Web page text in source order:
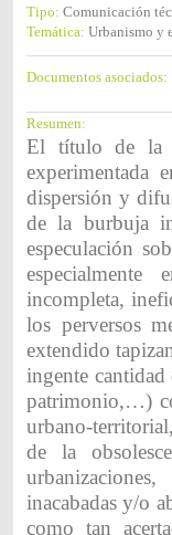
Tipo: Comunicación
Temática: Urbanismo y
Documentos asociados:
Resumen:
El título de la
experimentada
dispersión y
de la burbuja
especulación
incompleta,
los perversos
extendido
ingente cantidad
patrimonio,…)
urbano-
de la
inacabadas y/o
como tan